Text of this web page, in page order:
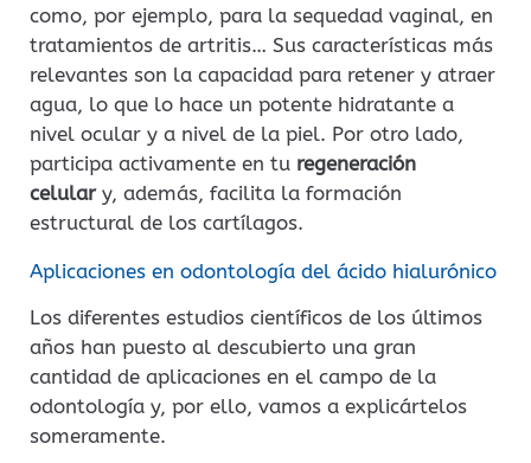
como, por ejemplo, para la sequedad vaginal, en
tratamientos de artritis… Sus características más
relevantes son la capacidad para retener y atraer
agua, lo que lo hace un potente hidratante a
nivel ocular y a nivel de la piel. Por otro lado,
participa activamente en tu regeneración
celulary, además, facilita la formación
estructural de los cartílagos.
Aplicaciones en odontología del ácido hialurónico
Los diferentes estudios científicos de los últimos
años han puesto al descubierto una gran
cantidad de aplicaciones en el campo de la
odontología y, por ello, vamos a explicártelos
someramente.